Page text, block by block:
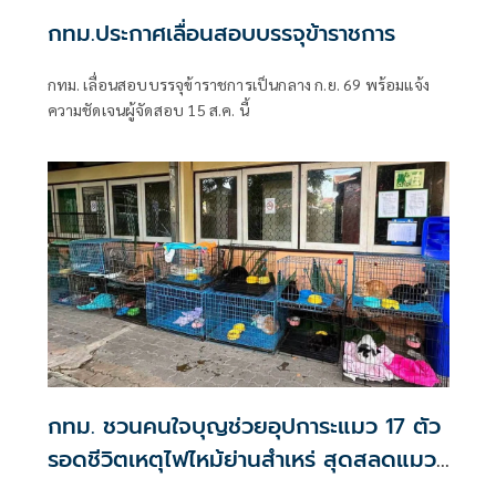
กทม.ประกาศเลื่อนสอบบรรจุข้าราชการ
กทม. เลื่อนสอบบรรจุข้าราชการเป็นกลาง ก.ย. 69 พร้อมแจ้ง
ความชัดเจนผู้จัดสอบ 15 ส.ค. นี้
กทม. ชวนคนใจบุญช่วยอุปการะแมว 17 ตัว
รอดชีวิตเหตุไฟไหม้ย่านสำเหร่ สุดสลดแมว